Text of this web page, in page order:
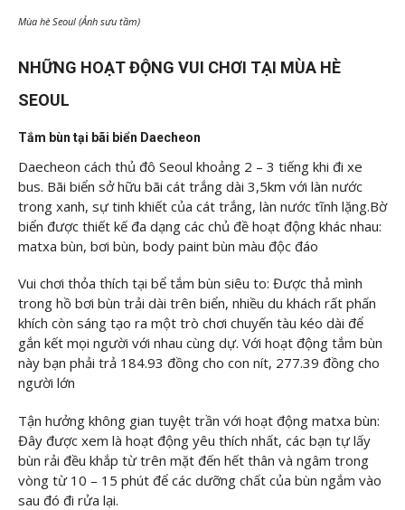
Mùa hè Seoul (Ảnh sưu tầm)
NHỮNG HOẠT ĐỘNG VUI CHƠI TẠI MÙA HÈ
SEOUL
Tắm bùn tại bãi biển Daecheon
Daecheon cách thủ đô Seoul khoảng 2 – 3 tiếng khi đi xe
bus. Bãi biển sở hữu bãi cát trắng dài 3,5km với làn nước
trong xanh, sự tinh khiết của cát trắng, làn nước tĩnh lặng.Bờ
biển được thiết kế đa dạng các chủ đề hoạt động khác nhau:
matxa bùn, bơi bùn, body paint bùn màu độc đáo
Vui chơi thỏa thích tại bể tắm bùn siêu to: Được thả mình
trong hồ bơi bùn trải dài trên biển, nhiều du khách rất phấn
khích còn sáng tạo ra một trò chơi chuyến tàu kéo dài để
gắn kết mọi người với nhau cùng dự. Với hoạt động tắm bùn
này bạn phải trả 184.93 đồng cho con nít, 277.39 đồng cho
người lớn
Tận hưởng không gian tuyệt trần với hoạt động matxa bùn:
Đây được xem là hoạt động yêu thích nhất, các bạn tự lấy
bùn rải đều khắp từ trên mặt đến hết thân và ngâm trong
vòng từ 10 – 15 phút để các dưỡng chất của bùn ngắm vào
sau đó đi rửa lại.